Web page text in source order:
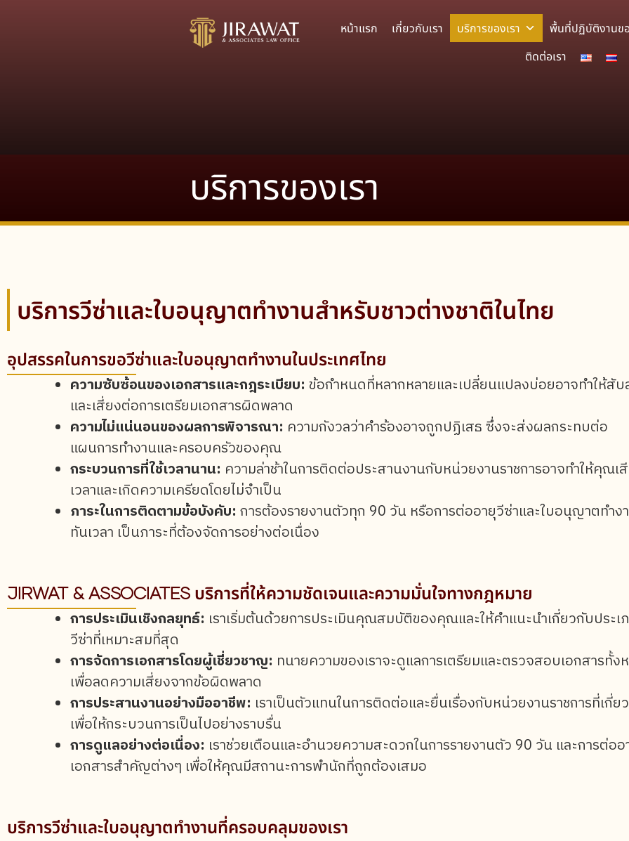
หน้าแรก เกี่ยวกับเรา บริการของเรา พื้นที่ปฏิบัติงานขอ
ติดต่อเรา
บริการของเรา
บริการวีซ่าและใบอนุญาตทำงานสำหรับชาวต่างชาติในไทย
อุปสรรคในการขอวีซ่าและใบอนุญาตทำงานในประเทศไทย
ความซับซ้อนของเอกสารและกฎระเบียบ: ข้อกำหนดที่หลากหลายและเปลี่ยนแปลงบ่อยอาจทำให้สั
และเสี่ยงต่อการเตรียมเอกสารผิดพลาด
ความไม่แน่นอนของผลการพิจารณา: ความกังวลว่าคำร้องอาจถูกปฏิเสธ ซึ่งจะส่งผลกระทบต่อ
แผนการทำงานและครอบครัวของคุณ
กระบวนการที่ใช้เวลานาน: ความล่าช้าในการติดต่อประสานงานกับหน่วยงานราชการอาจทำให้คุณเ
เวลาและเกิดความเครียดโดยไม่จำเป็น
ภาระในการติดตามข้อบังคับ: การต้องรายงานตัวทุก 90 วัน หรือการต่ออายุวีซ่าและใบอนุญาตทำง
ทันเวลา เป็นภาระที่ต้องจัดการอย่างต่อเนื่อง
JIRWAT & ASSOCIATES บริการที่ให้ความชัดเจนและความมั่นใจทางกฎหมาย
การประเมินเชิงกลยุทธ์: เราเริ่มต้นด้วยการประเมินคุณสมบัติของคุณและให้คำแนะนำเกี่ยวกับประเ
วีซ่าที่เหมาะสมที่สุด
การจัดการเอกสารโดยผู้เชี่ยวชาญ: ทนายความของเราจะดูแลการเตรียมและตรวจสอบเอกสารทั้ง
เพื่อลดความเสี่ยงจากข้อผิดพลาด
การประสานงานอย่างมืออาชีพ: เราเป็นตัวแทนในการติดต่อและยื่นเรื่องกับหน่วยงานราชการที่เกี่ย
เพื่อให้กระบวนการเป็นไปอย่างราบรื่น
การดูแลอย่างต่อเนื่อง: เราช่วยเตือนและอำนวยความสะดวกในการรายงานตัว 90 วัน และการต่อ
เอกสารสำคัญต่างๆ เพื่อให้คุณมีสถานะการพำนักที่ถูกต้องเสมอ
บริการวีซ่าและใบอนุญาตทำงานที่ครอบคลุมของเรา